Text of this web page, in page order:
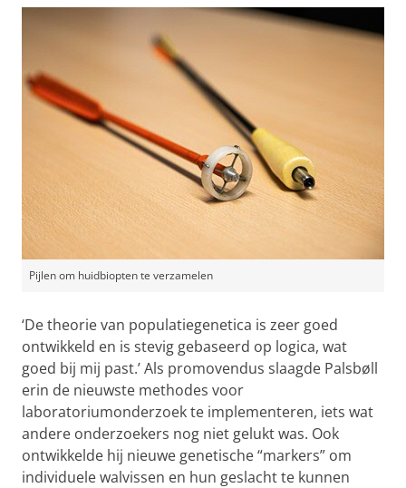
Pijlen om huidbiopten te verzamelen
‘De theorie van populatiegenetica is zeer goed
ontwikkeld en is stevig gebaseerd op logica, wat
goed bij mij past.’ Als promovendus slaagde Palsbøll
erin de nieuwste methodes voor
laboratoriumonderzoek te implementeren, iets wat
andere onderzoekers nog niet gelukt was. Ook
ontwikkelde hij nieuwe genetische “markers” om
individuele walvissen en hun geslacht te kunnen